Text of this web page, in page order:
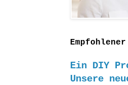
Ein DIY
Unsere